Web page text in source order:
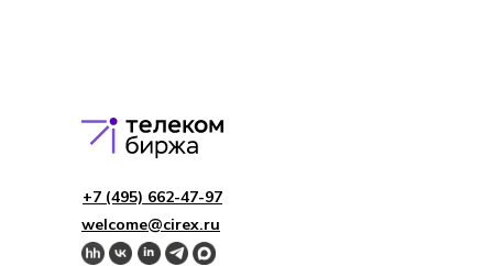
welcome@cirex.ru
+7 (495) 662-4 7-97